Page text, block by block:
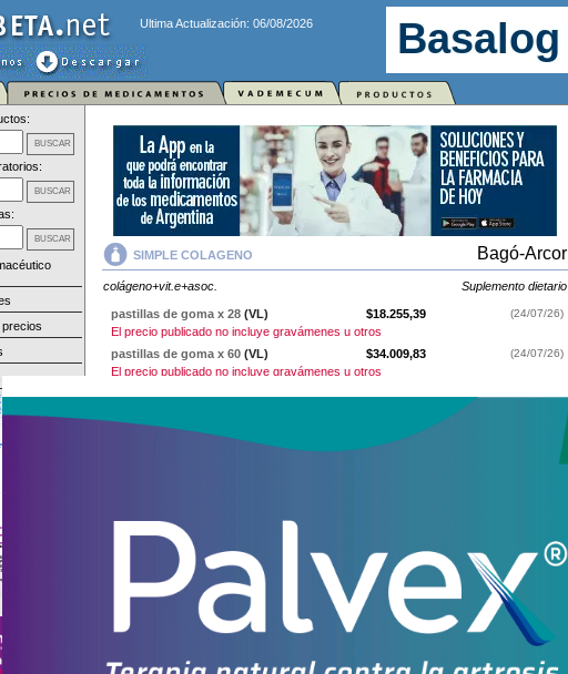
Ultima Actualización: 06/08/2026
SIMPLE COLAGENO Bagó-Arcor
colágeno+vit.e+asoc. Suplemento dietario
pastillas de goma x 28 (VL) $18.255,39 (24/07/26)
El precio publicado no incluye gravámenes u otros
pastillas de goma x 60 (VL) $34.009,83 (24/07/26)
El precio publicado no incluye gravámenes u otros
SIMPLE COLAGENOcontiene colágeno+vit.e+asoc.
Explorar más
Otros productos con
colágeno+vit.e+asoc.
Otros productos de
Bagó-Arcor